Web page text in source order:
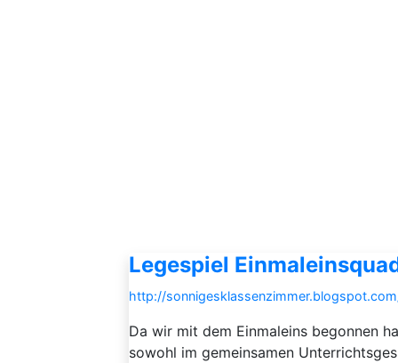
Legespiel
http://
Da wir mit dem Einmaleins begonnen
sowohl im gemeinsamen